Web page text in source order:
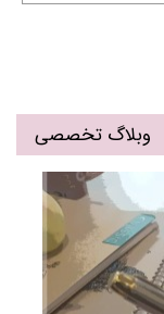
وبلاگ تخصصی